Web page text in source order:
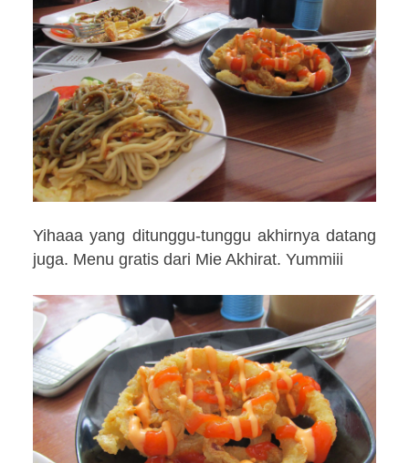
Yihaaa yang ditunggu-tunggu akhirnya datang
juga. Menu gratis dari Mie Akhirat. Yummiii